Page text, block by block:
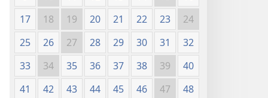
17
18 19 20 21 22 23
24
25
26 27 28 29 30 31
32
33
34 35 36 37 38 39
40
41
42 43 44 45 46 47
48